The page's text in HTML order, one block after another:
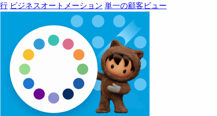
行 ビジネスオートメーション 単一の顧客ビュー